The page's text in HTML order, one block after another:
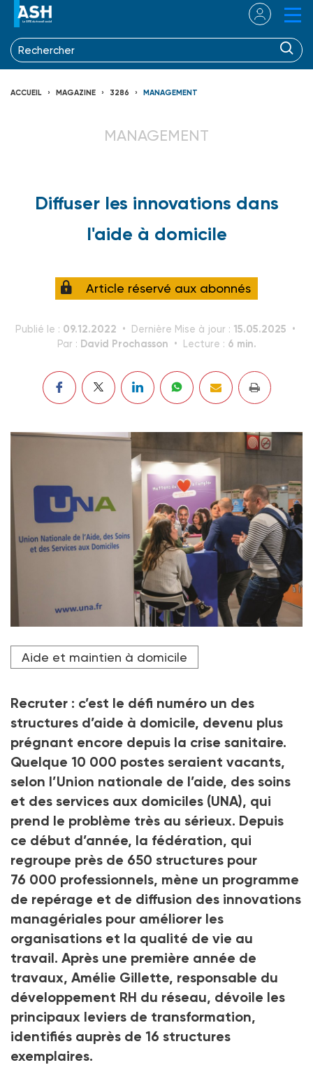
ACCUEIL MAGAZINE 3286 MANAGEMENT
MANAGEMENT
Diffuser les innovations dans
l'aide à domicile
Article réservé aux abonnés
Publié le : 09.12.2022 Dernière Mise à jour : 15.05.2025
Par : David Prochasson Lecture : 6 min.
L'UNA, union nationale de l'aide, des soins et des
services aux domiciles, était présente au Salon des
Crédit photo Riccardo Milani / Hans Lucas via AFP
Aide et maintien à domicile
Recruter : c’est le défi numéro un des
structures d’aide à domicile, devenu plus
prégnant encore depuis la crise sanitaire.
Quelque 10 000 postes seraient vacants,
selon l’Union nationale de l’aide, des soins
et des services aux domiciles (UNA), qui
prend le problème très au sérieux. Depuis
ce début d’année, la fédération, qui
regroupe près de 650 structures pour
76 000 professionnels, mène un programme
de repérage et de diffusion des innovations
managériales pour améliorer les
organisations et la qualité de vie au
travail. Après une première année de
travaux, Amélie Gillette, responsable du
développement RH du réseau, dévoile les
principaux leviers de transformation,
identifiés auprès de 16 structures
exemplaires.